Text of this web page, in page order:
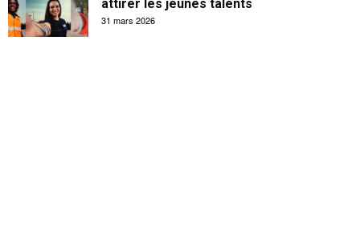
attirer les jeunes talents
31 mars 2026